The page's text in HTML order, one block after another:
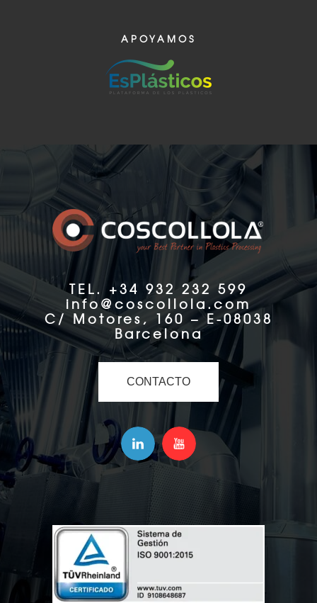
APOYAMOS
TEL. +34 932 232 599
info@coscollola.com
C/ Motores, 160 – E-08038
Barcelona
CONTACTO